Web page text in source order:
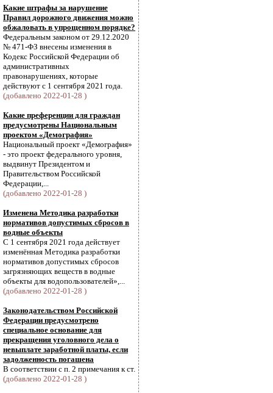
Какие штрафы за нарушение
Правил дорожного движения можно
обжаловать в упрощенном порядке?
Федеральным законом от 29.12.2020
№ 471-ФЗ внесены изменения в
Кодекс Российской Федерации об
административных
правонарушениях, которые
действуют с 1 сентября 2021 года.
(добавлено 2022-01-28 )
Какие преференции для граждан
предусмотрены Национальным
проектом «Демография»
Национальный проект «Демография»
- это проект федерального уровня,
выдвинут Президентом и
Правительством Российской
Федерации,...
(добавлено 2022-01-28 )
Изменена Методика разработки
нормативов допустимых сбросов в
водные объекты
С 1 сентября 2021 года действует
изменённая Методика разработки
нормативов допустимых сбросов
загрязняющих веществ в водные
объекты для водопользователей»,...
(добавлено 2022-01-28 )
Законодательством Российской
Федерации предусмотрено
специальное основание для
прекращения уголовного дела о
невыплате заработной платы, если
задолженность погашена
В соответствии с п. 2 примечания к ст.
(добавлено 2022-01-28 )